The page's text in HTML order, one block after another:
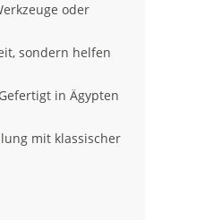
oder
sondern helfen
in Ägypten
mit klassischer